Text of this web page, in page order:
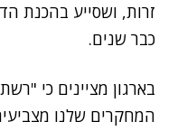
זרות, ושסייע בהכנת
כבר שנים.
בארגון מציינים כי
המחקרים שלנו